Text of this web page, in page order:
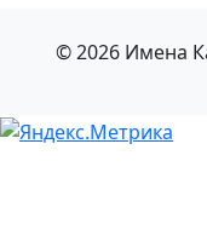
© 2026 Имена